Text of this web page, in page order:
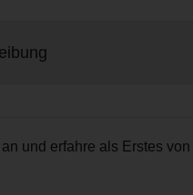
und erfahre als Erstes von